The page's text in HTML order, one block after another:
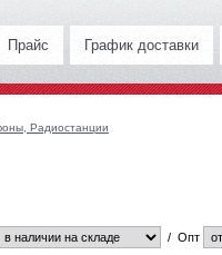
Прайс График доставки
Радиостанции
/ Опт